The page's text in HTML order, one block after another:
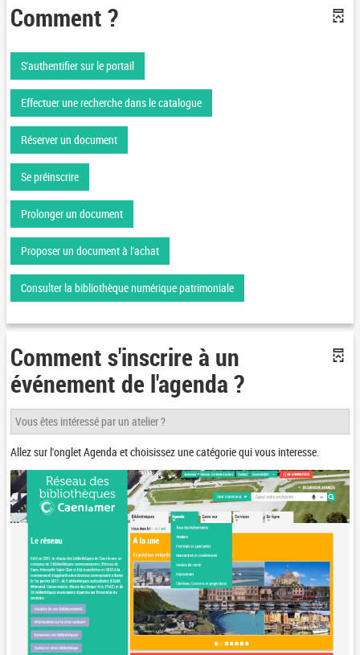
Comment ?
S'authentifier sur le portail
Effectuer une recherche dans le catalogue
Réserver un document
Se préinscrire
Prolonger un document
Proposer un document à l'achat
Consulter la bibliothèque numérique patrimoniale
Comment s'inscrire à un
événement de l'agenda ?
Vous êtes intéressé par un atelier ?
Allez sur l'onglet Agenda et choisissez une catégorie qui vous interesse.